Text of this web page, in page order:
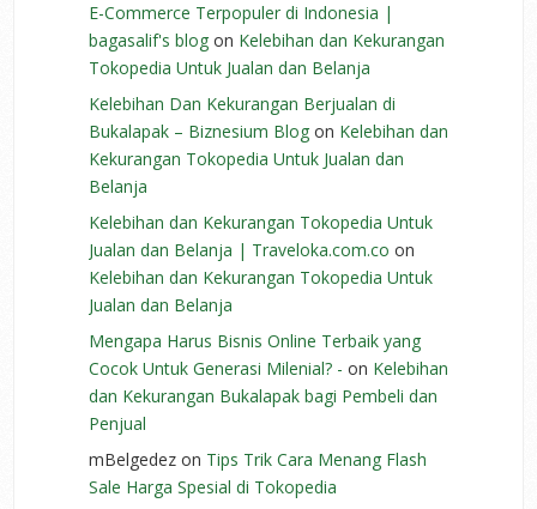
E-Commerce Terpopuler di Indonesia |
bagasalif's blog on Kelebihan dan Kekurangan
Tokopedia Untuk Jualan dan Belanja
Kelebihan Dan Kekurangan Berjualan di
Bukalapak – Biznesium Blog on Kelebihan dan
Kekurangan Tokopedia Untuk Jualan dan
Belanja
Kelebihan dan Kekurangan Tokopedia Untuk
Jualan dan Belanja | Traveloka.com.co on
Kelebihan dan Kekurangan Tokopedia Untuk
Jualan dan Belanja
Mengapa Harus Bisnis Online Terbaik yang
Cocok Untuk Generasi Milenial? - on Kelebihan
dan Kekurangan Bukalapak bagi Pembeli dan
Penjual
mBelgedez on Tips Trik Cara Menang Flash
Sale Harga Spesial di Tokopedia